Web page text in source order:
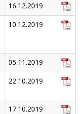
16.12.2019
10.12.2019
05.11.2019
22.10.2019
17.10.2019